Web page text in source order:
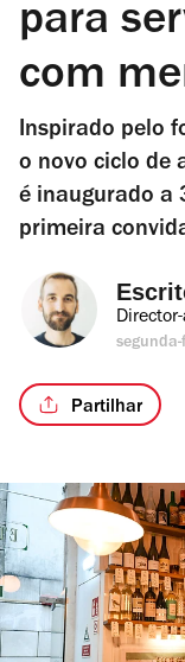
para
com
Inspirado pelo
o novo ciclo de
é inaugurado a
primeira
Partilhar